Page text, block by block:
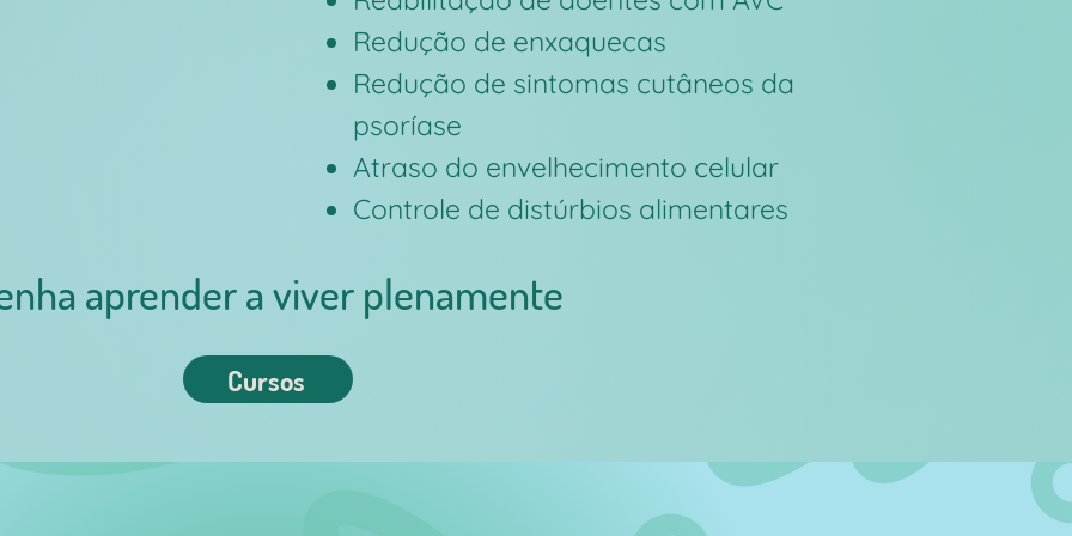
Redução de enxaquecas
Redução de sintomas cutâneos da
psoríase
Atraso do envelhecimento celular
Controle de distúrbios alimentares
aprender a viver plenamente
Cursos